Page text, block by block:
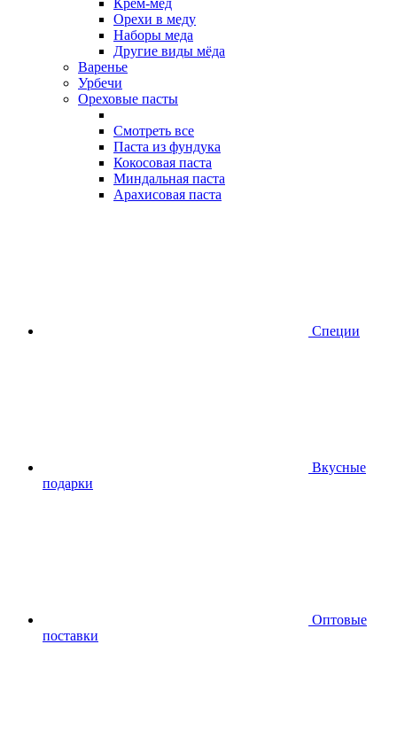
Крем-мед
Орехи в меду
Наборы меда
Другие виды мёда
Варенье
Урбечи
Ореховые пасты
Смотреть все
Паста из фундука
Кокосовая паста
Миндальная паста
Арахисовая паста
Специи
Вкусные
подарки
Оптовые
поставки